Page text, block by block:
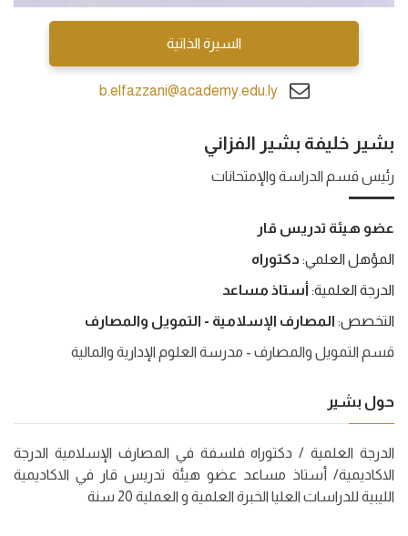
السيرة الذاتية
b.elfazzani@academy.edu.ly
بشير خليفة بشير الفزاني
رئيس قسم الدراسة والإمتحانات
عضو هيئة تدريس قار
المؤهل العلمي: دكتوراه
الدرجة العلمية: أستاذ مساعد
التخصص: المصارف الإسلامية - التمويل والمصارف
قسم التمويل والمصارف - مدرسة العلوم الإدارية والمالية
حول بشير
الدرجة العلمية / دكتوراه فلسفة في المصارف الإسلامية الدرجة
الاكاديمية/ أستاذ مساعد عضو هيئة تدريس قار في الاكاديمية
الليبية للدراسات العليا الخبرة العلمية و العملية 20 سنة